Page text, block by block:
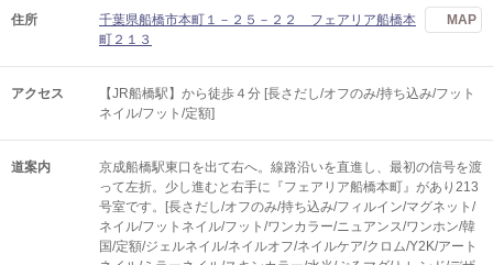
住所
千葉県船橋市本町１－２５－２２ フェアリア船橋本
町２１３
MAP
アクセス
【JR船橋駅】から徒歩４分 [長さだし/オフのみ/持ち込み/フット
ネイル/フット/定額]
道案内
京成船橋駅東口を出て右へ。線路沿いを直進し、最初の信号を渡
って左折。少し進むと右手に『フェアリア船橋本町』があり213
号室です。[長さだし/オフのみ/持ち込み/フィルイン/マグネット/
ネイル/フットネイル/フット/ワンカラー/ニュアンス/ワンホン/韓
国/定額/ジェルネイル/ネイルオフ/ネイルケア/クロム/Y2K/アート